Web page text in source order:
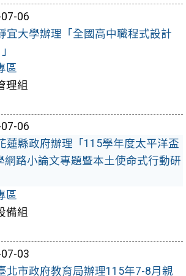
06
宜大學辦理「全國高中職程式設計
區
理組
06
蓮縣政府辦理「115學年度太平洋盃
網路小論文專題暨本土使命式行動研
區
備組
03
北市政府教育局辦理115年7-8月親